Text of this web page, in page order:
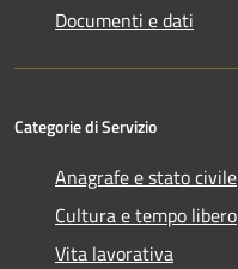
Documenti e dati
Categorie di Servizio
Anagrafe e stato civile
Cultura e tempo libero
Vita lavorativa